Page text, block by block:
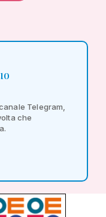
Telegram,
che